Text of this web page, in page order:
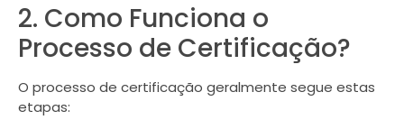
2. Como Funciona o
Processo de Certificação?
O processo de certificação geralmente segue estas
etapas: